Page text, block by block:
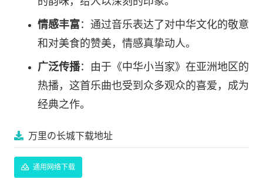
情感丰富：通过音乐表达了对中华文化的敬意
和对美食的赞美，情感真挚动人。
广泛传播：由于《中华小当家》在亚洲地区的
热播，这首乐曲也受到众多观众的喜爱，成为
经典之作。
万里の长城 下载地址
通用网络下载